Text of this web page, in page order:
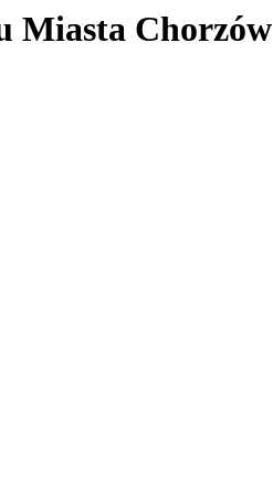
Miasta Chorzów